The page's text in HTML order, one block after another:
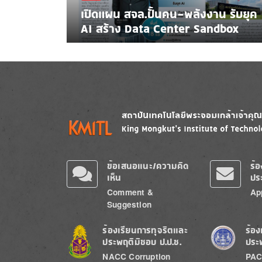
เปิดแผน สจล.ปั้นคน-พลังงาน รับยุค
AI สร้าง Data Center Sandbox
Image Image
ข้อเสนอแนะ/ความคิด
เห็น
Comment &
Suggestion
ร้
ป
Image
ร้องเรียนการทุจริตและ
ประพฤติมิชอบ ป.ป.ช.
NACC Corruption
Image
ร้อ
ปร